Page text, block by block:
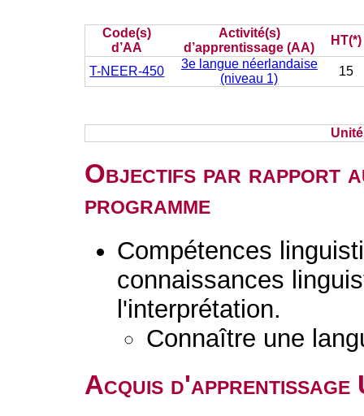
Code(s)
d’AA
Activité(s)
d’apprentissage (AA)
HT(*)
T-NEER-450
3e langue néerlandaise
(niveau 1)
15
Objectifs par rapport
programme
Compétences
connaissances
l'interprétation.
Connaître une
Acquis d'apprentissage